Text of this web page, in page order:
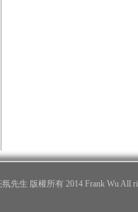
先生 版權所有 2014 Frank Wu All